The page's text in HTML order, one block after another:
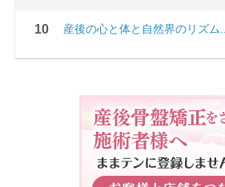
産後の心と体と自然界のリズム...